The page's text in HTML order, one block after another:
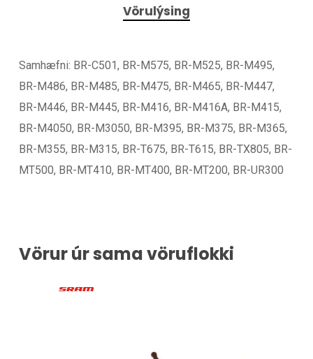
Vörulýsing
Samhæfni: BR-C501, BR-M575, BR-M525, BR-M495,
BR-M486, BR-M485, BR-M475, BR-M465, BR-M447,
BR-M446, BR-M445, BR-M416, BR-M416A, BR-M415,
BR-M4050, BR-M3050, BR-M395, BR-M375, BR-M365,
BR-M355, BR-M315, BR-T675, BR-T615, BR-TX805, BR-
MT500, BR-MT410, BR-MT400, BR-MT200, BR-UR300
Vörur úr sama vöruflokki